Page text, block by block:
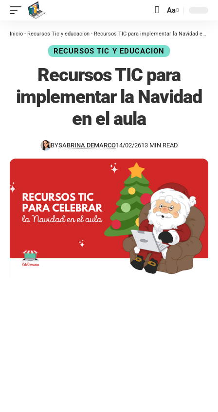
contenido Aa
Inicio - Recursos Tic y educacion - Recursos TIC para implementar la Navidad en el aula
RECURSOS TIC Y EDUCACION
Recursos TIC para
implementar la Navidad
en el aula
BYSABRINA DEMARCO14/02/2613 MIN READ